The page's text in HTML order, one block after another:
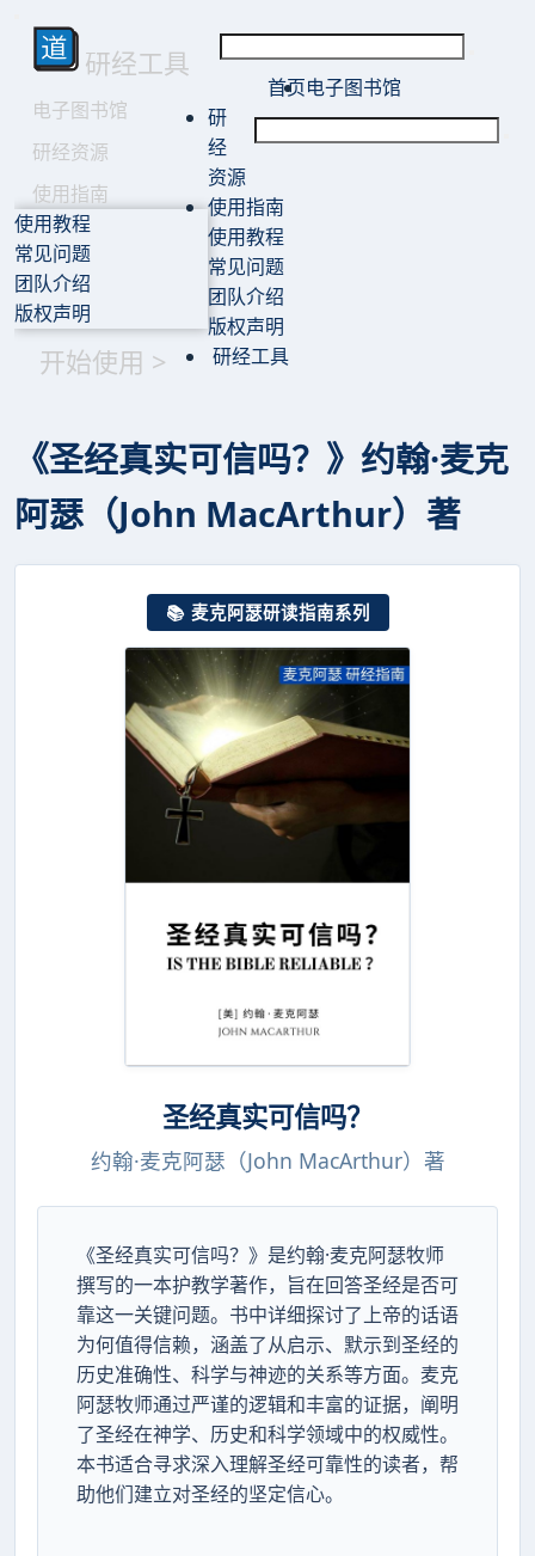
研经工具
电子图书馆
研经资源
使用指南
使用教程
常见问题
团队介绍
版权声明
开始使用 >
首页电子图书馆
研
经
资源
使用指南
使用教程
常见问题
团队介绍
版权声明
研经工具
《圣经真实可信吗？》约翰·麦克
阿瑟（John MacArthur）著
📚 麦克阿瑟研读指南系列
圣经真实可信吗？
约翰·麦克阿瑟（John MacArthur）著
《圣经真实可信吗？》是约翰·麦克阿瑟牧师
撰写的一本护教学著作，旨在回答圣经是否可
靠这一关键问题。书中详细探讨了上帝的话语
为何值得信赖，涵盖了从启示、默示到圣经的
历史准确性、科学与神迹的关系等方面。麦克
阿瑟牧师通过严谨的逻辑和丰富的证据，阐明
了圣经在神学、历史和科学领域中的权威性。
本书适合寻求深入理解圣经可靠性的读者，帮
助他们建立对圣经的坚定信心。